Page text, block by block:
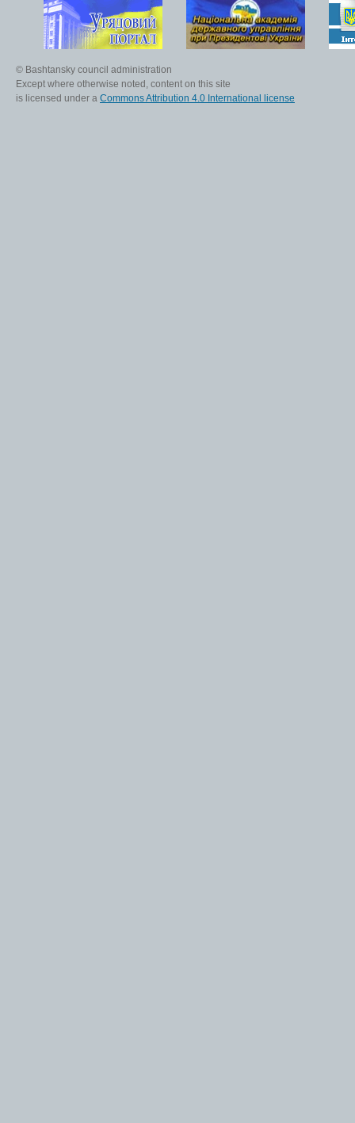
© Bashtansky council administration
Except where otherwise noted, content on this site
is licensed under a Commons Attribution 4.0 International license